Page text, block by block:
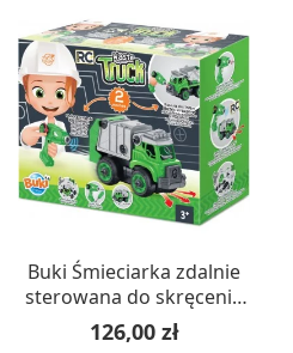
Buki Śmieciarka zdalnie
sterowana do skręcenia
+3
Cena
126,00 zł